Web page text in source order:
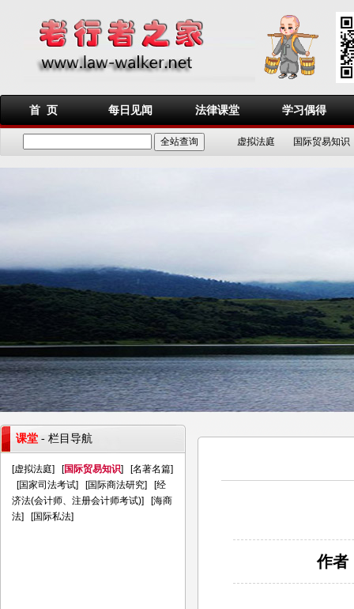
首 页 每日见闻 法律课堂 学习偶得
虚拟法庭 国际贸易知识
作者
课堂 - 栏目导航
[虚拟法庭] [国际贸易知识] [名著名篇]
[国家司法考试] [国际商法研究] [经
济法(会计师、注册会计师考试)] [海商
法] [国际私法]